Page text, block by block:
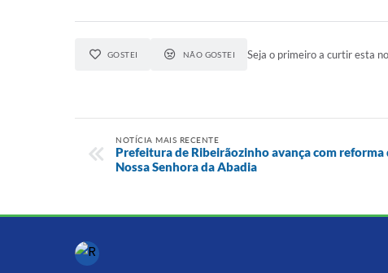
GOSTEI NÃO GOSTEI Seja o primeiro a curtir esta
NOTÍCIA MAIS RECENTE
Prefeitura de Ribeirãozinho avança com
Nossa Senhora da Abadia